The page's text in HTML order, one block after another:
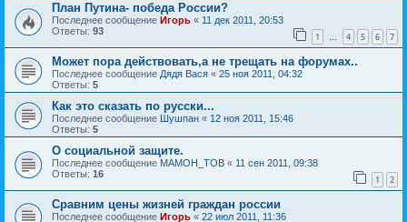
План Путина- победа России?
Последнее сообщение Игорь « 11 дек 2011, 20:53
Ответы: 93 1 … 4 5 6 7
Может пора действовать,а не трещать на форумах..
Последнее сообщение Дядя Вася « 25 ноя 2011, 04:32
Ответы: 5
Как это сказать по русски...
Последнее сообщение Шушпан « 12 ноя 2011, 15:46
Ответы: 5
О социальной защите.
Последнее сообщение MAMOH_TOB « 11 сен 2011, 09:38
Ответы: 16 1 2
Сравним цены жизней граждан россии
Последнее сообщение Игорь « 22 июл 2011, 11:36